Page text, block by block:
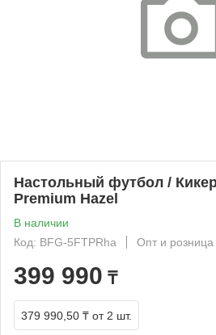
Настольный футбол /
Premium Hazel
В наличии
Код: BFG-5FTPRha
Опт и розница
399 990 ₸
379 990,50 ₸ от 2 шт.